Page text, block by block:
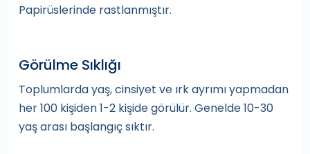
Papirüslerinde rastlanmıştır.
Görülme Sıklığı
Toplumlarda yaş, cinsiyet ve ırk ayrımı yapmadan
her 100 kişiden 1-2 kişide görülür. Genelde 10-30
yaş arası başlangıç sıktır.